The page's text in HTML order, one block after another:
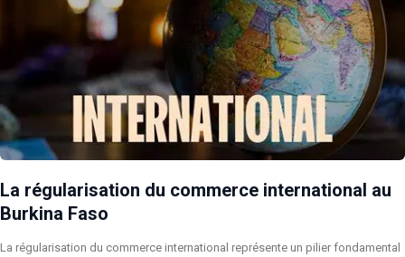
La régularisation du commerce international au
Burkina Faso
La régularisation du commerce international représente un pilier fondamental